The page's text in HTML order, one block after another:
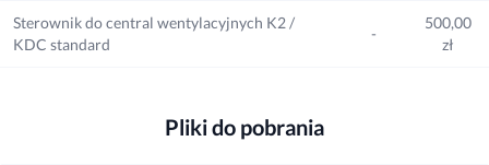
Sterownik do central wentylacyjnych K2 /
KDC standard
-
500,00
zł
Pliki do pobrania